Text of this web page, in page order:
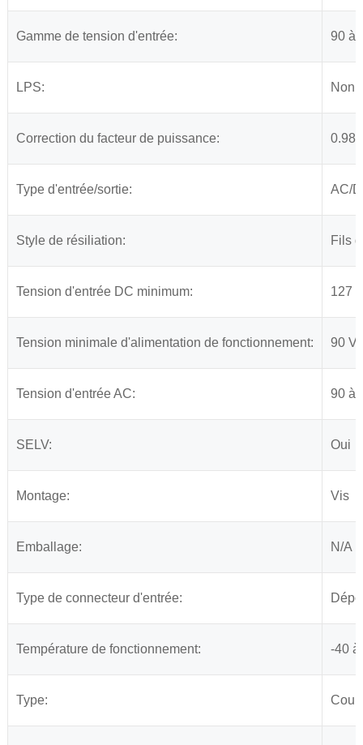
Gamme de tension d'entrée: 90 à
LPS: Non
Correction du facteur de puissance: 0.98
Type d'entrée/sortie: AC/
Style de résiliation: Fils
Tension d'entrée DC minimum: 127
Tension minimale d'alimentation de fonctionnement: 90
Tension d'entrée AC: 90 à
SELV: Oui
Montage: Vis
Emballage: N/A
Type de connecteur d'entrée:
Température de fonctionnement: -40 à
Type: